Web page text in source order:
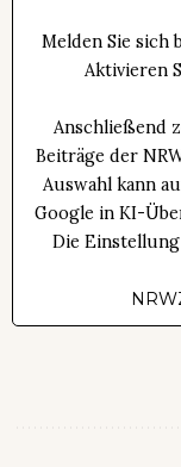
Melden Sie sich
Aktivieren
Anschließend
Beiträge der
Auswahl kann
Google in KI-
Die